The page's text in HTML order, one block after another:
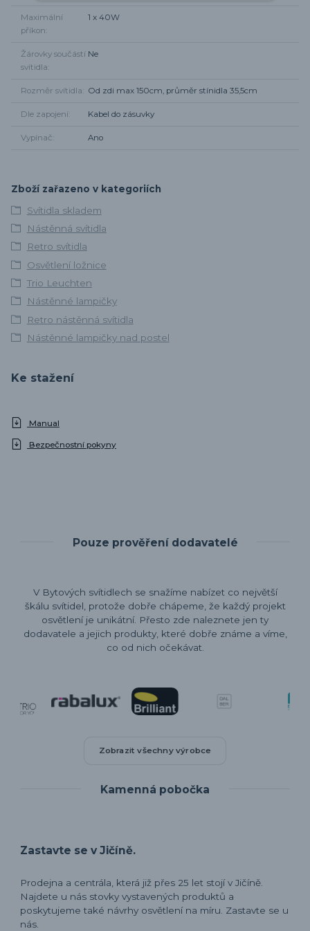
Maximální
příkon
1 x 40W
Žárovky součástí
svítidla
Ne
Rozměr svítidla Od zdi max 150cm, průměr stínidla 35,5cm
Dle zapojení Kabel do zásuvky
Vypínač Ano
Zboží zařazeno v kategoriích
Svítidla skladem
Nástěnná svítidla
Retro svítidla
Osvětlení ložnice
Trio Leuchten
Nástěnné lampičky
Retro nástěnná svítidla
Nástěnné lampičky nad postel
Ke stažení
Manual
Bezpečnostní pokyny
Pouze prověření dodavatelé
V Bytových svítidlech se snažíme nabízet co největší
škálu svítidel, protože dobře chápeme, že každý projekt
osvětlení je unikátní. Přesto zde naleznete jen ty
dodavatele a jejich produkty, které dobře známe a víme,
co od nich očekávat.
Zobrazit všechny výrobce
Kamenná pobočka
Zastavte se v Jičíně.
Prodejna a centrála, která již přes 25 let stojí v Jičíně.
Najdete u nás stovky vystavených produktů a
poskytujeme také návrhy osvětlení na míru. Zastavte se u
nás.